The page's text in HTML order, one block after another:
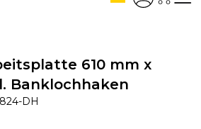
610 mm x
Banklochhaken
DH